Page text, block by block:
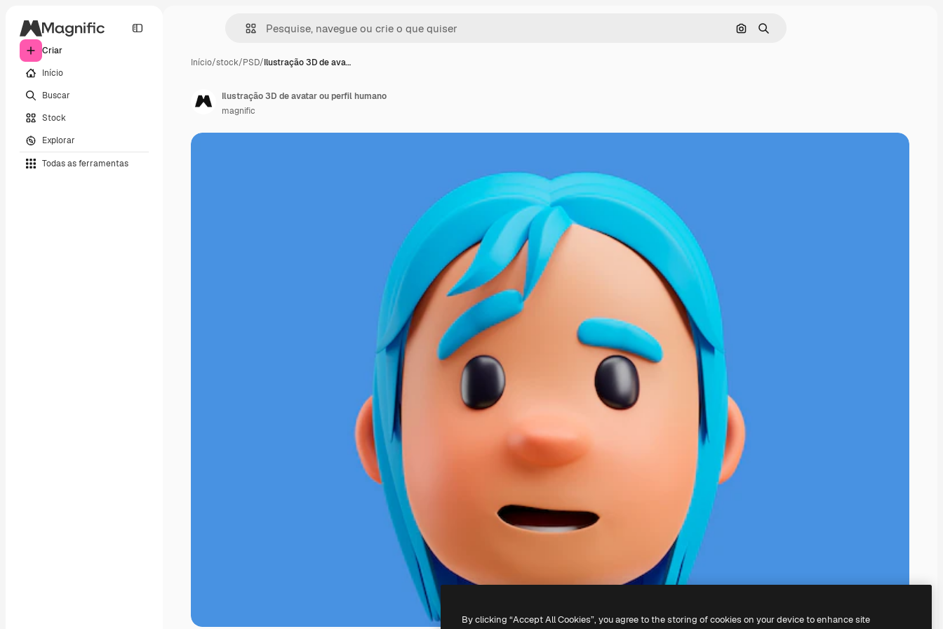
Criar
Início
Buscar
Stock
Explorar
Todas as ferramentas
Pesquisar por imagem
Buscar
Início/stock/PSD/Ilustração 3D de ava…
Ilustração 3D de avatar ou perfil humano
magnific
By clicking “Accept All Cookies”, you agree to the storing of cookies on your device to enhance site